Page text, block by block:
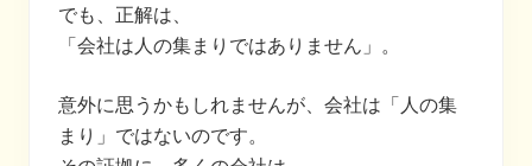
でも、正解は、
「会社は人の集まりではありません」。
意外に思うかもしれませんが、会社は「人の集
まり」ではないのです。